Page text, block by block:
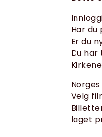
Har du
Er du
Du har
Velg
laget